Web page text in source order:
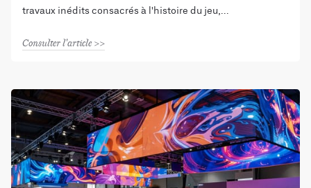
travaux inédits consacrés à l'histoire du jeu,
Consulter l'article